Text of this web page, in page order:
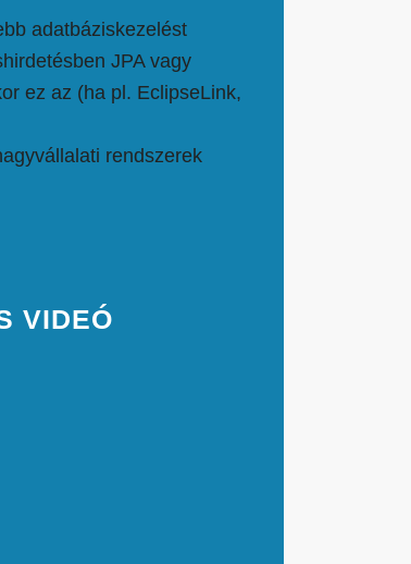
adatbáziskezelést
JPA vagy
ez az (ha pl. EclipseLink,
rendszerek
VIDEÓ